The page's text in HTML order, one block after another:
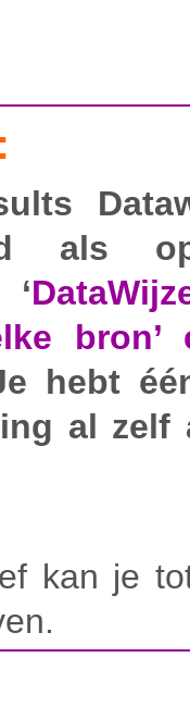
als
‘
bron’
hebt
al zelf
kan je